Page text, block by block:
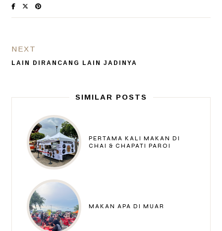
NEXT
LAIN DIRANCANG LAIN JADINYA
SIMILAR POSTS
PERTAMA KALI MAKAN DI
CHAI & CHAPATI PAROI
MAKAN APA DI MUAR